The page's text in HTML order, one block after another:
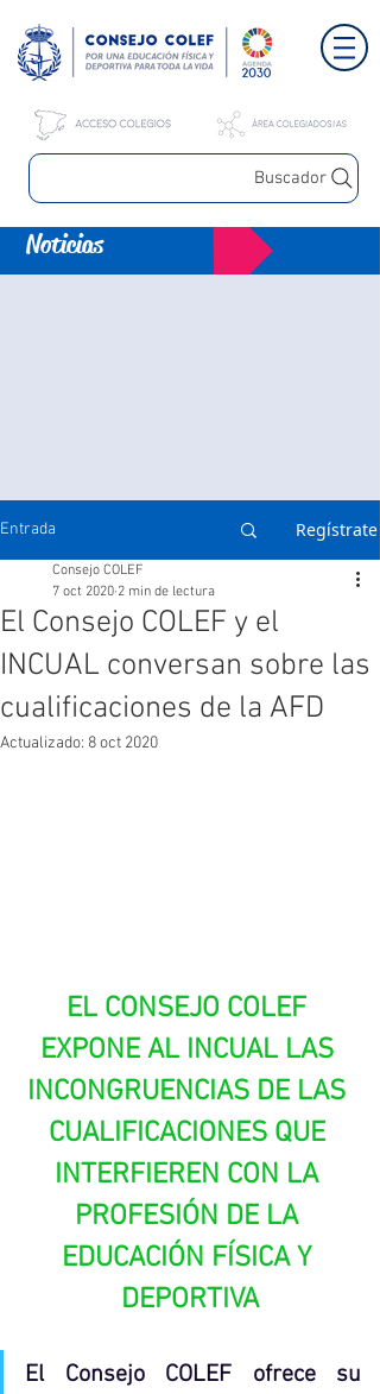
Buscador
Noticias
Entrada Regístrate
El Consejo COLEF y el
INCUAL conversan sobre las
cualificaciones de la AFD
Consejo COLEF
7 oct 2020 2 min de lectura
Actualizado: 8 oct 2020
EL CONSEJO COLEF
EXPONE AL INCUAL LAS
INCONGRUENCIAS DE LAS
CUALIFICACIONES QUE
INTERFIEREN CON LA
PROFESIÓN DE LA
EDUCACIÓN FÍSICA Y
DEPORTIVA
El Consejo COLEF ofrece su